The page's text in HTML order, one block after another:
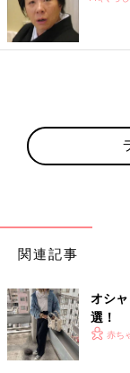
関連記事
オシ
選！
赤ち